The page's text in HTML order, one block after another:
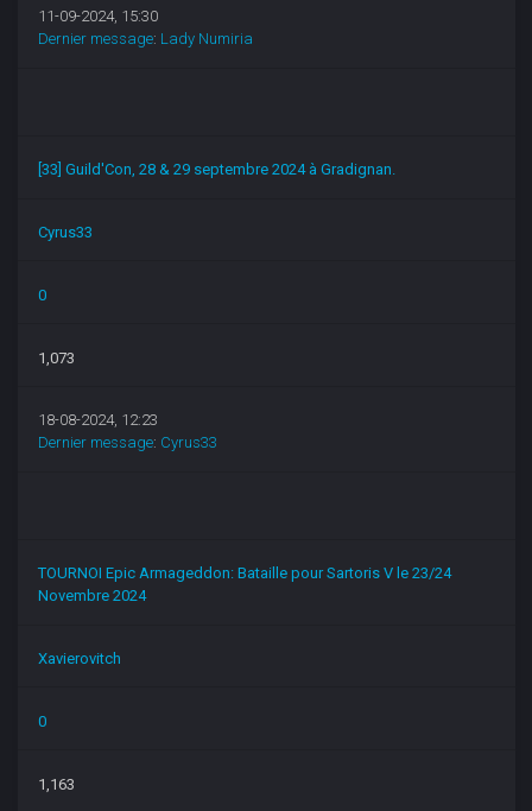
11-09-2024, 15:30
Dernier message: Lady Numiria
[33] Guild'Con, 28 & 29 septembre 2024 à Gradignan.
Cyrus33
0
1,073
18-08-2024, 12:23
Dernier message: Cyrus33
TOURNOI Epic Armageddon: Bataille pour Sartoris V le 23/24
Novembre 2024
Xavierovitch
0
1,163